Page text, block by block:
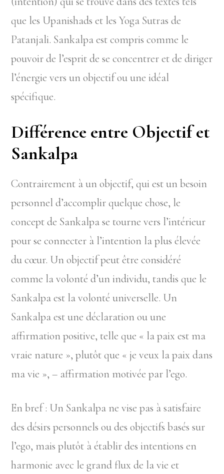
que les Upanishads et les Yoga Sutras de
Patanjali. Sankalpa est compris comme le
pouvoir de l’esprit de se concentrer et de diriger
l’énergie vers un objectif ou une idéal
spécifique.
Différence entre Objectif et
Sankalpa
Contrairement à un objectif, qui est un besoin
personnel d’accomplir quelque chose, le
concept de Sankalpa se tourne vers l’intérieur
pour se connecter à l’intention la plus élevée
du cœur. Un objectif peut être considéré
comme la volonté d’un individu, tandis que le
Sankalpa est la volonté universelle. Un
Sankalpa est une déclaration ou une
affirmation positive, telle que « la paix est ma
vraie nature », plutôt que « je veux la paix dans
ma vie », – affirmation motivée par l’ego.
En bref : Un Sankalpa ne vise pas à satisfaire
des désirs personnels ou des objectifs basés sur
l’ego, mais plutôt à établir des intentions en
harmonie avec le grand flux de la vie et